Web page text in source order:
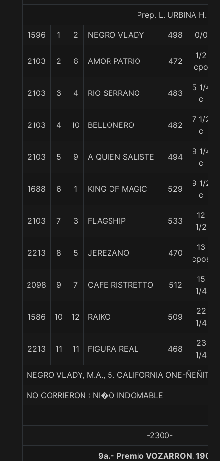
Prep. L. URBINA H.
1596 1 2 NEGRO VLADY 498 0/0
2103 2 6 AMOR PATRIO 472
1/2
cpo
2103 3 4 RIO SERRANO 483
5 1/4
c
2103 4 10 BELLONERO 482
7 1/2
c
2103 5 9 A QUIEN SALISTE 494
9 1/4
c
1688 6 1 KING OF MAGIC 529
9 1/2
c
2103 7 3 FLAGSHIP 533
12
1/2
2213 8 5 JEREZANO 470
13
cpos
2098 9 7 CAFE RISTRETTO 512
15
1/4
1586 10 12 RAIKO 509
22
1/4
2213 11 11 FIGURA REAL 468
23
1/4
NEGRO VLADY, M.A., 5. CALIFORNIA ONE-ÑEÑITA-
NO CORRIERON : NI�O INDOMABLE
-2300-
9a.- Premio VOZARRON, 1900